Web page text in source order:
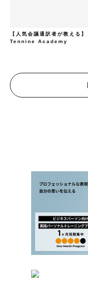
【人気会議通訳者が教える】
Tennine Academy